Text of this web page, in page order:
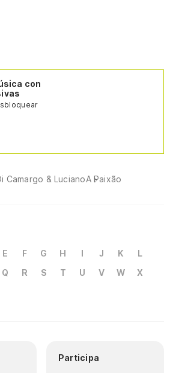
con
Camargo & LucianoA Paixão
E F G H I J K
L
Q R S T U V W
X
Participa